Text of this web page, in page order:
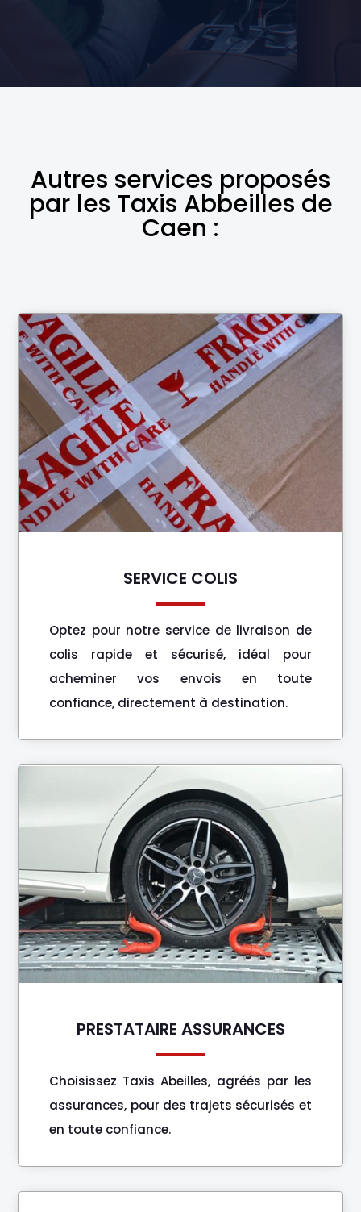
Autres services proposés
par les Taxis Abbeilles de
Caen :
SERVICE COLIS
Optez pour notre service de livraison de
colis rapide et sécurisé, idéal pour
acheminer vos envois en toute
confiance, directement à destination.
PRESTATAIRE ASSURANCES
Choisissez Taxis Abeilles, agréés par les
assurances, pour des trajets sécurisés et
en toute confiance.